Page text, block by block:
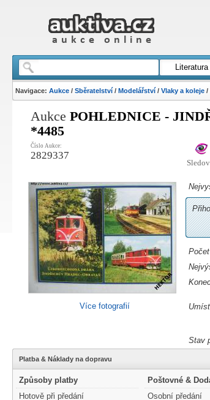
Navigace:Aukce /Sběratelství /Modelářství /Vlaky a koleje /
AukcePOHLEDNICE -
*4485
Číslo Aukce:
2829337
Více fotografií
Stav
Platba & Náklady na dopravu
Způsoby platby
Hotově při předání
Poštovné &
Osobní předání